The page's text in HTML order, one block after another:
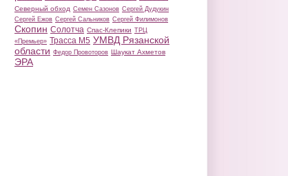
Северный обход Семен Сазонов Сергей Дудукин
Сергей Ежов Сергей Сальников Сергей Филимонов
Скопин Солотча Спас-Клепики ТРЦ
«Премьер» Трасса М5 УМВД Рязанской
области Федор Провоторов Шаукат Ахметов
ЭРА